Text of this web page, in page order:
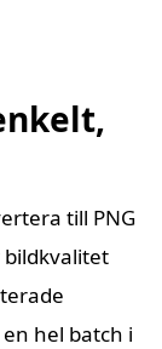
till PNG
bildkvalitet
hel batch i